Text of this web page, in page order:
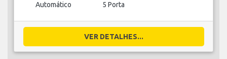
Automático 5 Porta
VER DETALHES...